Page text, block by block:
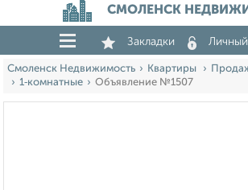
СМОЛЕНСК
Закладки
Смоленск Недвижимость Квартиры
1‑комнатные
Объявление №1507